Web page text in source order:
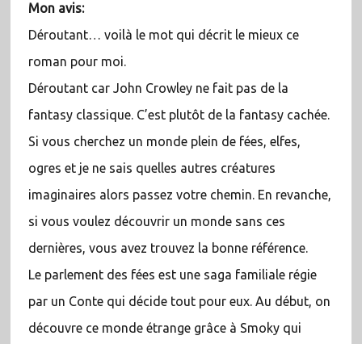
Mon avis:
Déroutant… voilà le mot qui décrit le mieux ce
roman pour moi.
Déroutant car John Crowley ne fait pas de la
fantasy classique. C’est plutôt de la fantasy cachée.
Si vous cherchez un monde plein de fées, elfes,
ogres et je ne sais quelles autres créatures
imaginaires alors passez votre chemin. En revanche,
si vous voulez découvrir un monde sans ces
dernières, vous avez trouvez la bonne référence.
Le parlement des fées est une saga familiale régie
par un Conte qui décide tout pour eux. Au début, on
découvre ce monde étrange grâce à Smoky qui